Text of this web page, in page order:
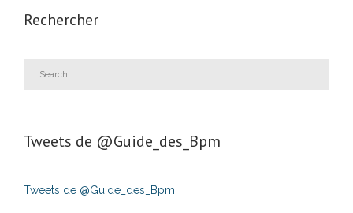
Rechercher
Tweets de ‎@Guide_des_Bpm
Tweets de @Guide_des_Bpm